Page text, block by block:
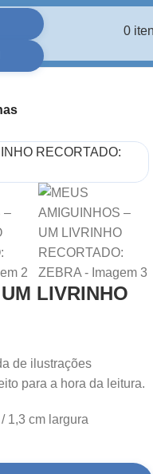
0
LIVRINHO
de ilustrações
para a hora da leitura.
1,3 cm largura